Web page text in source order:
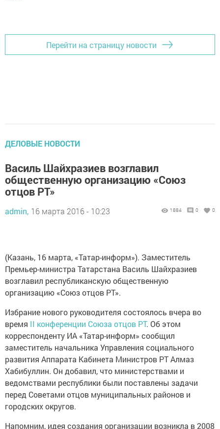
Перейти на страницу новости
ДЕЛОВЫЕ НОВОСТИ
Василь Шайхразиев возглавил
общественную организацию «Союз
отцов РТ»
admin, 16 марта 2016 - 10:23 1884 0 0
(Казань, 16 марта, «Татар-информ»). Заместитель
Премьер-министра Татарстана Василь Шайхразиев
возглавил республиканскую общественную
организацию «Союз отцов РТ».
Избрание нового руководителя состоялось вчера во
время II конференции Союза отцов РТ. Об этом
корреспонденту ИА «Татар-информ» сообщил
заместитель начальника Управления социального
развития Аппарата Кабинета Министров РТ Алмаз
Хабибуллин. Он добавил, что министерствами и
ведомствами республики были поставлены задачи
перед Советами отцов муниципальных районов и
городских округов.
Напомним, идея создания организации возникла в 2008